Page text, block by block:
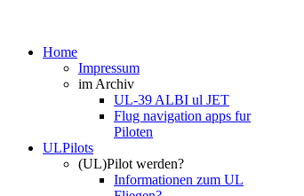
Home
Impressum
im Archiv
UL-39 ALBI ul JET
Flug navigation apps fur
Piloten
ULPilots
(UL)Pilot werden?
Informationen zum UL